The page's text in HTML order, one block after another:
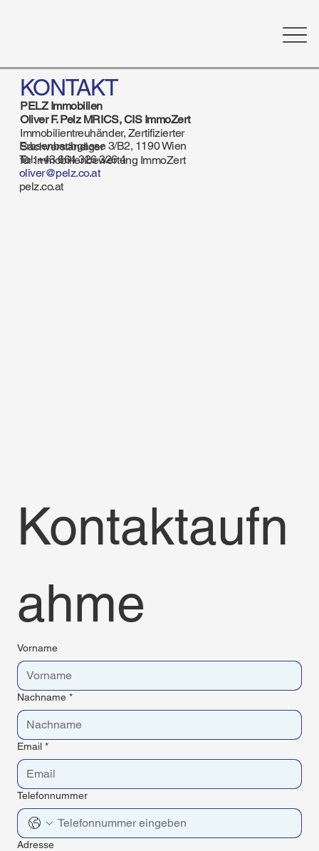
KONTAKT
PELZ Immobilien
Oliver F. Pelz MRICS, CIS ImmoZert
Immobilientreuhänder, Zertifizierter
Sachverständiger
für Immobilienbewertung ImmoZert
Erbsenbachgasse 3/B2, 1190 Wien
Tel: +43 664 326 326 4
oliver@pelz.co.at
pelz.co.at
Kontaktaufn
ahme
Vorname
Nachname *
Email *
Telefonnummer
Adresse